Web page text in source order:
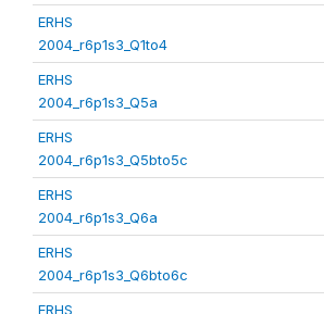
ERHS
2004_r6p1s3_Q1to4
ERHS
2004_r6p1s3_Q5a
ERHS
2004_r6p1s3_Q5bto5c
ERHS
2004_r6p1s3_Q6a
ERHS
2004_r6p1s3_Q6bto6c
ERHS